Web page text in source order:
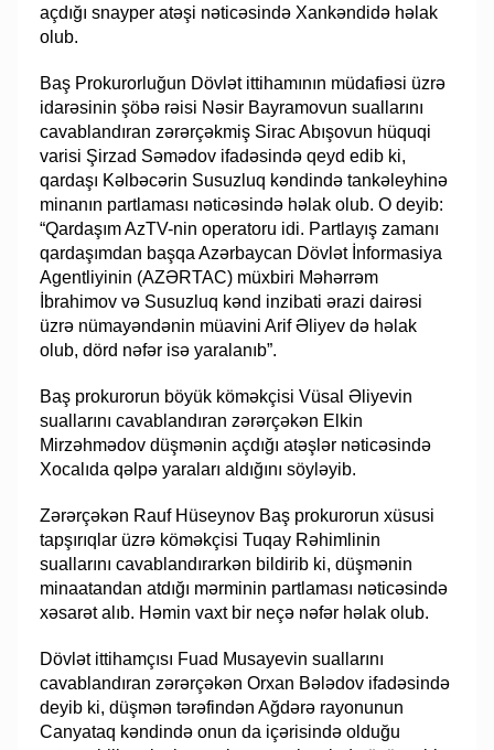
açdığı snayper atəşi nəticəsində Xankəndidə həlak
olub.
Baş Prokurorluğun Dövlət ittihamının müdafiəsi üzrə
idarəsinin şöbə rəisi Nəsir Bayramovun suallarını
cavablandıran zərərçəkmiş Sirac Abışovun hüquqi
varisi Şirzad Səmədov ifadəsində qeyd edib ki,
qardaşı Kəlbəcərin Susuzluq kəndində tankəleyhinə
minanın partlaması nəticəsində həlak olub. O deyib:
“Qardaşım AzTV-nin operatoru idi. Partlayış zamanı
qardaşımdan başqa Azərbaycan Dövlət İnformasiya
Agentliyinin (AZƏRTAC) müxbiri Məhərrəm
İbrahimov və Susuzluq kənd inzibati ərazi dairəsi
üzrə nümayəndənin müavini Arif Əliyev də həlak
olub, dörd nəfər isə yaralanıb”.
Baş prokurorun böyük köməkçisi Vüsal Əliyevin
suallarını cavablandıran zərərçəkən Elkin
Mirzəhmədov düşmənin açdığı atəşlər nəticəsində
Xocalıda qəlpə yaraları aldığını söyləyib.
Zərərçəkən Rauf Hüseynov Baş prokurorun xüsusi
tapşırıqlar üzrə köməkçisi Tuqay Rəhimlinin
suallarını cavablandırarkən bildirib ki, düşmənin
minaatandan atdığı mərminin partlaması nəticəsində
xəsarət alıb. Həmin vaxt bir neçə nəfər həlak olub.
Dövlət ittihamçısı Fuad Musayevin suallarını
cavablandıran zərərçəkən Orxan Bələdov ifadəsində
deyib ki, düşmən tərəfindən Ağdərə rayonunun
Canyataq kəndində onun da içərisində olduğu